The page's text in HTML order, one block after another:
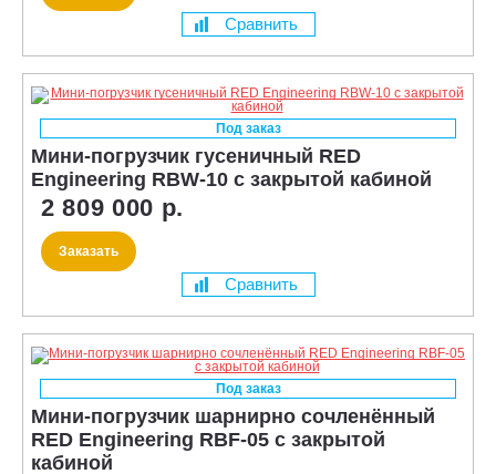
Сравнить
Под заказ
Мини-погрузчик гусеничный RED
Engineering RBW-10 с закрытой кабиной
2 809 000 р.
Заказать
Сравнить
Под заказ
Мини-погрузчик шарнирно сочленённый
RED Engineering RBF-05 с закрытой
кабиной